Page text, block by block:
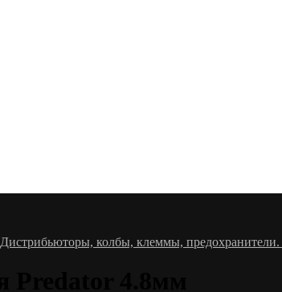
Дистрибьюторы, колбы, клеммы, предохранители.